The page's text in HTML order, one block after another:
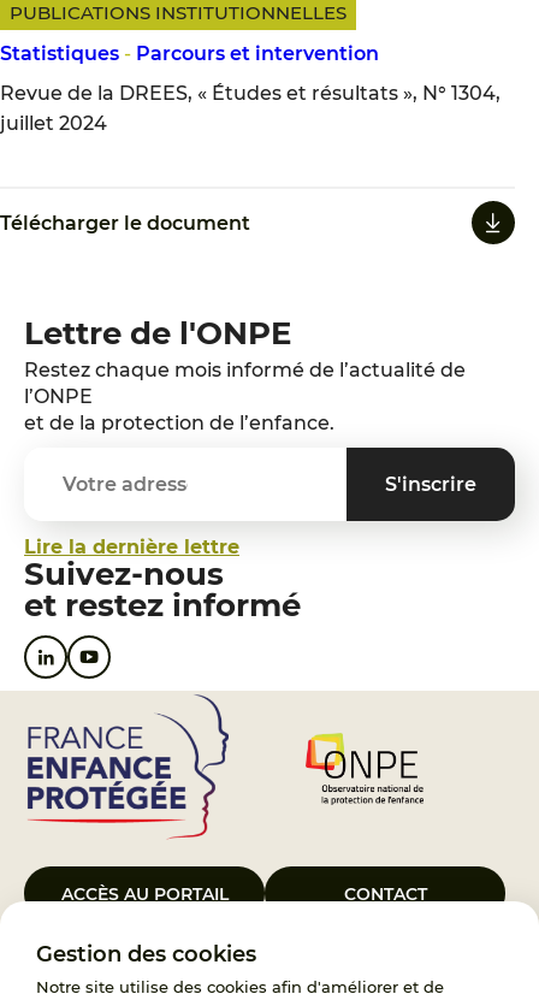
Gestion des cookies
Notre site utilise des cookies afin d'améliorer et de
PUBLICATIONS INSTITUTIONNELLES
Statistiques - Parcours et intervention
Revue de la DREES, « Études et résultats », N° 1304,
juillet 2024
Télécharger le document
Lettre de l'ONPE
Restez chaque mois informé de l’actualité de
l’ONPE
et de la protection de l’enfance.
Lire la dernière lettre
Suivez-nous
et restez informé
ACCÈS AU PORTAIL CONTACT
Le Groupement d’Intérêt Public France Enfance Protégée, créé le 5
janvier 2023, a pour objet d’assurer les missions de service public du